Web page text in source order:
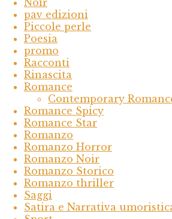
Noir
pav edizioni
Piccole perle
Poesia
promo
Racconti
Rinascita
Romance
Contemporary
Romance Spicy
Romance Star
Romanzo
Romanzo Horror
Romanzo Noir
Romanzo Storico
Romanzo thriller
Saggi
Satira e Narrativa